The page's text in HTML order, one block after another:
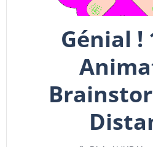
Génial !